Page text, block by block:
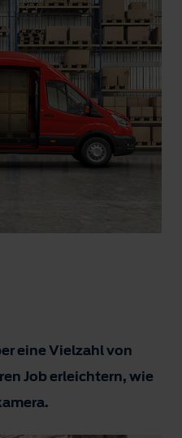
eine Vielzahl von
Job erleichtern, wie